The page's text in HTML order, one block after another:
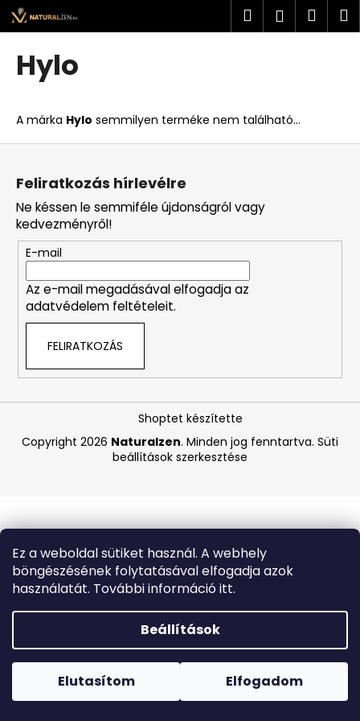
Ez a weboldal sütiket használ. A webhely
böngészésének folytatásával elfogadja azok
használatát. További információ itt.
Beállítások
Elutasítom Elfogadom
Ugrás
fő
tartalomhoz
Forró napokon nem javasoljuk a csomagautomatákba
történő kézbesítést. A magas hőmérsékletre érzékeny
termékek átvételkor nem biztos, hogy optimális állapotban
Keresés
Hylo
A márka Hylo semmilyen terméke nem található...
K
o
i
t
k
e
r
e
s
?
A
á
u
k
MASIL
3
SALON
INTENZÍV
TÁPLÁLÓ
SAMPON
ÉS
L
Feliratkozás hírlevélre
Ne késsen le semmiféle újdonságról vagy
kedvezményről!
E-mail
Az e-mail megadásával elfogadja az
adatvédelem feltételeit.
FELIRATKOZÁS
Shoptet készítette
Copyright 2026 Naturalzen. Minden jog fenntartva. Süti
beállítások szerkesztése